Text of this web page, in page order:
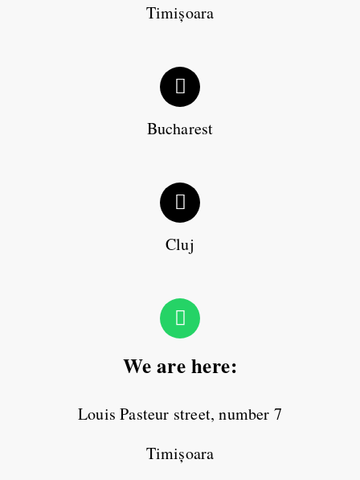
Timișoara
Bucharest
Cluj
We are here:
Louis Pasteur street, number 7
Timișoara